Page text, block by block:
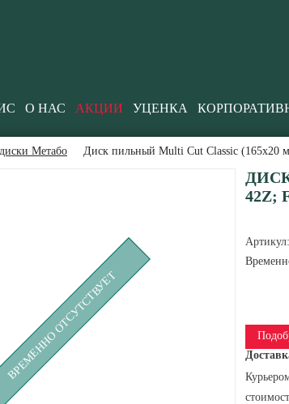
О НАС АКЦИИ УЦЕНКА
Метабо Диск пильный Multi Cut Classic (165x20
ВРЕМЕННО ОТСУТСТВУЕТ
42Z;
Артикул: